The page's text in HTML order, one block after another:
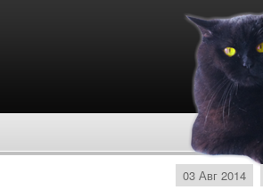
03 Авг 2014